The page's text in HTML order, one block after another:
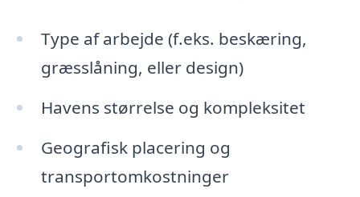
Type af arbejde (f.eks. beskæring,
græsslåning, eller design)
Havens størrelse og kompleksitet
Geografisk placering og
transportomkostninger